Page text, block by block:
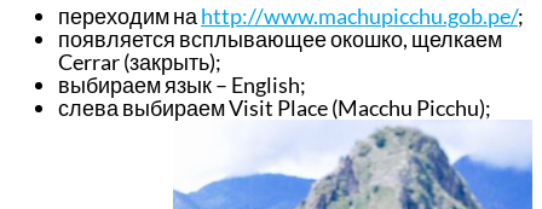
переходим наhttp://www.machupicchu.gob.pe/;
появляется всплывающее окошко, щелкаем
Cerrar (закрыть);
выбираем язык – English;
слева выбираем Visit Place (Macchu Picchu);